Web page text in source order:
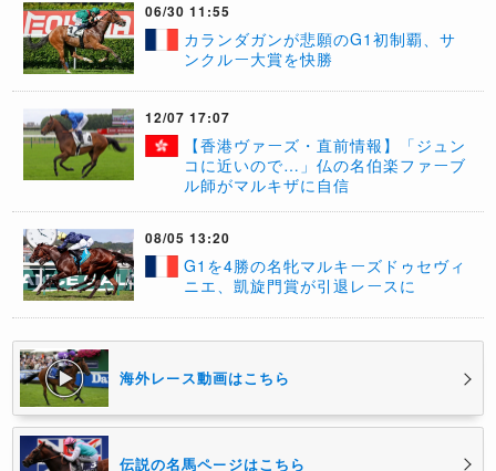
06/30 11:55
​カランダガンが悲願のG1初制覇、サ
ンクルー大賞を快勝
12/07 17:07
【香港ヴァーズ・直前情報】「ジュン
コに近いので…」仏の名伯楽ファーブ
ル師がマルキザに自信
08/05 13:20
​G1を4勝の名牝マルキーズドゥセヴィ
ニエ、凱旋門賞が引退レースに
海外レース動画はこちら
伝説の名馬ページはこちら